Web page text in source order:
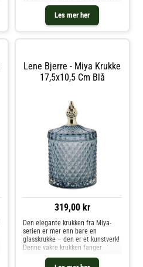
Les mer her
umiddelbart oppmerksomhet i
ethvert hjem. Denne krukken er
ikke bare vakker, men også pr
Lene Bjerre - Miya Krukke
17,5x10,5 Cm Blå
319,00 kr
Den elegante krukken fra Miya-
serien er mer enn bare en
glasskrukke – den er et kunstverk!
Denne vakre krukken fanger
oppmerksomheten i ethvert hjem,
samtidig som den er svært